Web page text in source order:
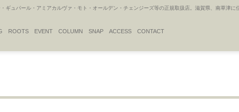
ギュパール・アミアカルヴァ・モト・オールデン・チェンジーズ等の正規取扱店。滋賀県、南草津に
ROOTS EVENT COLUMN SNAP ACCESS CONTACT